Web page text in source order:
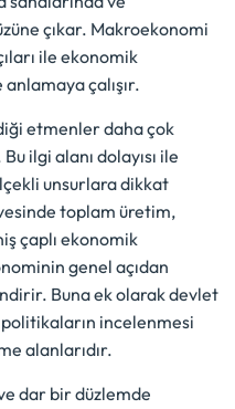
çıkar. Makroekonomi
ile ekonomik
çalışır.
etmenler daha çok
ilgi alanı dolayısı ile
unsurlara dikkat
toplam üretim,
çaplı ekonomik
genel açıdan
Buna ek olarak devlet
incelenmesi
alanlarıdır.
dar bir düzlemde